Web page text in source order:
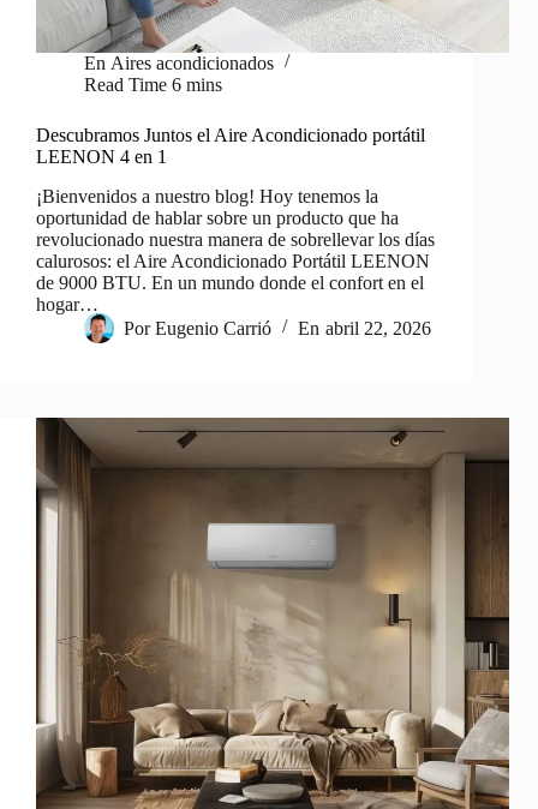
En Aires acondicionados
Read Time 6 mins
Descubramos Juntos el Aire Acondicionado portátil
LEENON 4 en 1
¡Bienvenidos a nuestro blog! Hoy tenemos la
oportunidad de hablar sobre un producto que ha
revolucionado nuestra manera de sobrellevar los días
calurosos: el Aire Acondicionado Portátil LEENON
de 9000 BTU. En un mundo donde el confort en el
hogar…
Por Eugenio Carrió En abril 22, 2026